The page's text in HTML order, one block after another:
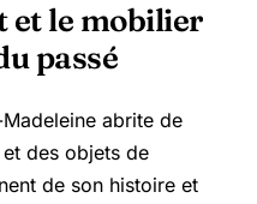
et le mobilier
passé
abrite de
des objets de
de son histoire et